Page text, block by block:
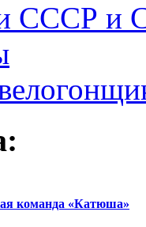
СССР и
команда «Катюша»